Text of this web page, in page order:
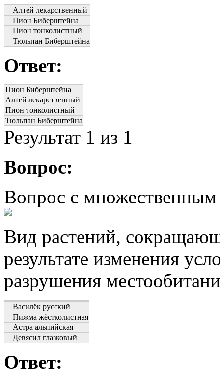
Алтей лекарственный
Пион Биберштейна
Пион тонколистный
Тюльпан Биберштейна
Ответ:
Пион Биберштейна
Алтей лекарственный
Пион тонколистный
Тюльпан Биберштейна
Результат 1 из 1
Вопрос:
Вопрос с
Вид растений,
результате изменения
разрушения
Василёк русский
Пижма жёстколистная
Астра альпийская
Девясил глазковый
Ответ: